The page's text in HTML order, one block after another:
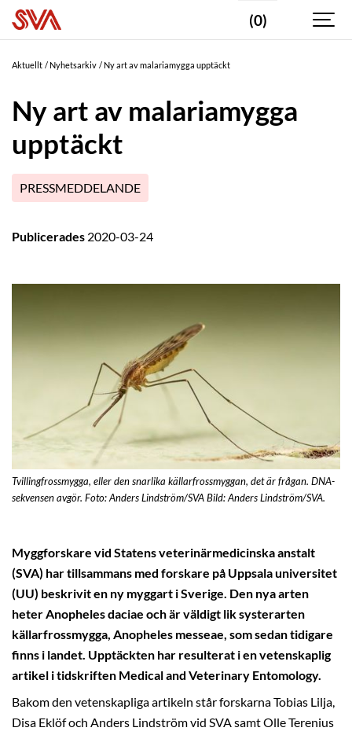
(0)
Aktuellt Nyhetsarkiv Ny art av malariamygga upptäckt
Ny art av malariamygga
upptäckt
PRESSMEDDELANDE
Publicerades 2020-03-24
Tvillingfrossmygga, eller den snarlika källarfrossmyggan, det är frågan. DNA-
sekvensen avgör. Foto: Anders Lindström/SVA Bild: Anders Lindström/SVA.
Myggforskare vid Statens veterinärmedicinska anstalt
(SVA) har tillsammans med forskare på Uppsala universitet
(UU) beskrivit en ny myggart i Sverige. Den nya arten
heter Anopheles daciae och är väldigt lik systerarten
källarfrossmygga, Anopheles messeae, som sedan tidigare
finns i landet. Upptäckten har resulterat i en vetenskaplig
artikel i tidskriften Medical and Veterinary Entomology.
Bakom den vetenskapliga artikeln står forskarna Tobias Lilja,
Disa Eklöf och Anders Lindström vid SVA samt Olle Terenius